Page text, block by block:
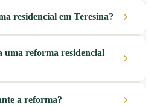
residencial em Teresina?
uma reforma residencial
a reforma?